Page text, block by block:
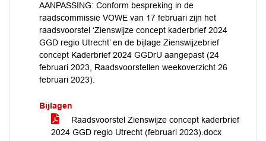
AANPASSING: Conform bespreking in de
raadscommissie VOWE van 17 februari zijn het
raadsvoorstel ‘Zienswijze concept kaderbrief 2024
GGD regio Utrecht’ en de bijlage Zienswijzebrief
concept Kaderbrief 2024 GGDrU aangepast (24
februari 2023, Raadsvoorstellen weekoverzicht 26
februari 2023).
Bijlagen
Raadsvoorstel Zienswijze concept kaderbrief
2024 GGD regio Utrecht (februari 2023).docx